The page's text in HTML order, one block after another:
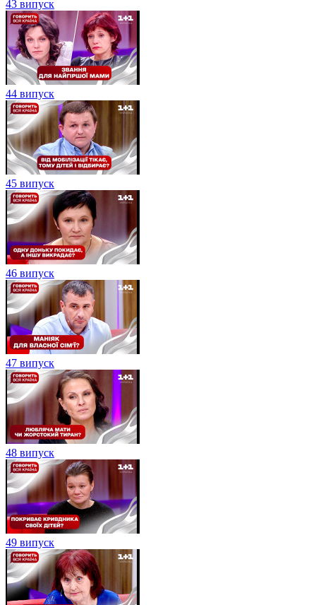
43 випуск
44 випуск
45 випуск
46 випуск
47 випуск
48 випуск
49 випуск